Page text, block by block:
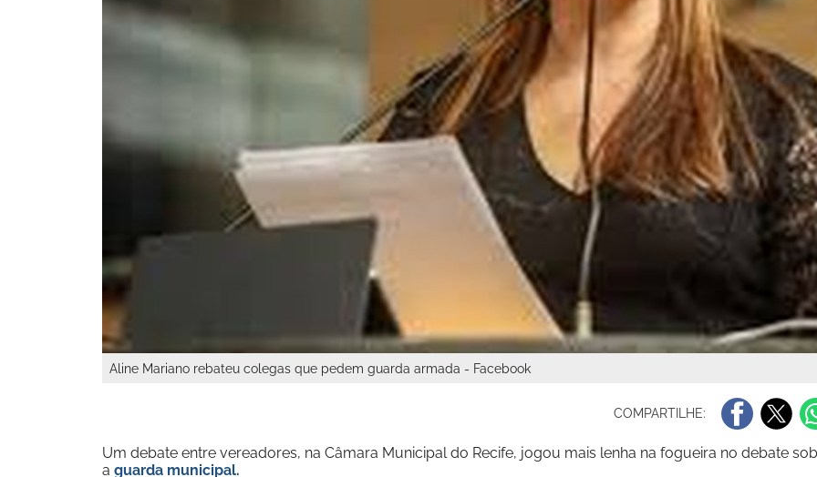
Aline Mariano rebateu colegas que pedem guarda armada - Facebook
COMPARTILHE:
Um debate entre vereadores, na Câmara Municipal do Recife, jogou mais lenha na fogueira no debate
a guarda municipal.